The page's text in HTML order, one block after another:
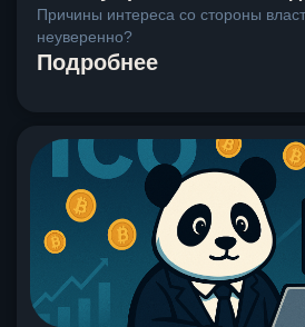
Причины интереса со стороны
неуверенно?
Подробнее